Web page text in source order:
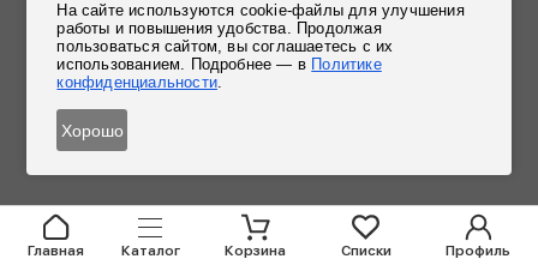
Главная Каталог Корзина Списки Профиль
Согласен на обработку персональных данных
На сайте используются cookie-файлы для улучшения
работы и повышения удобства. Продолжая
пользоваться сайтом, вы соглашаетесь с их
использованием. Подробнее — в Политике
конфиденциальности.
Хорошо